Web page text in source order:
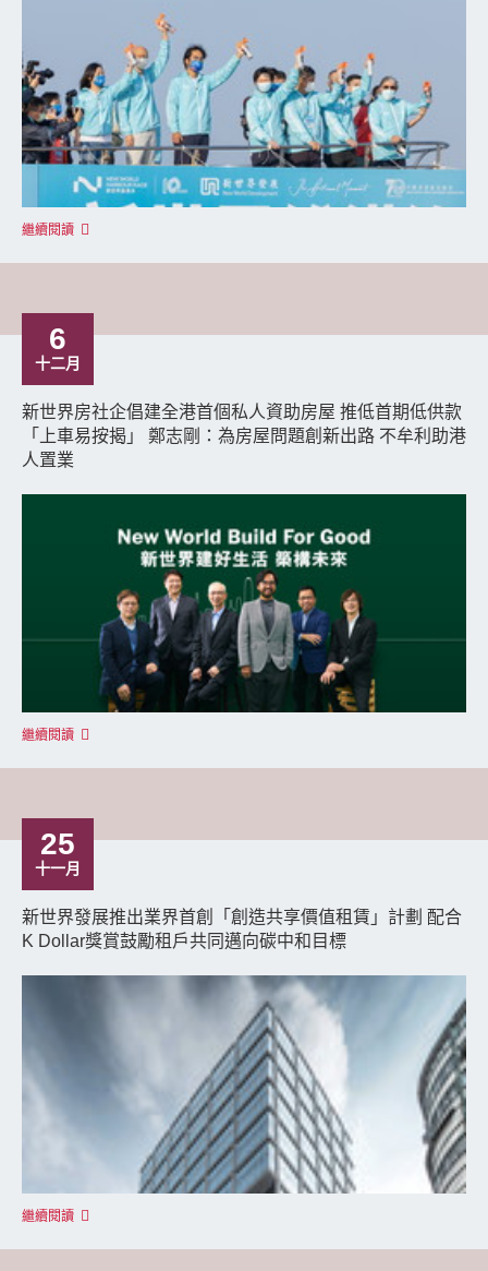
繼續閱讀
6
十二月
新世界房社企倡建全港首個私人資助房屋 推低首期低供款
「上車易按揭」 鄭志剛：為房屋問題創新出路 不牟利助港
人置業
繼續閱讀
25
十一月
新世界發展推出業界首創「創造共享價值租賃」計劃 配合
K Dollar獎賞鼓勵租戶共同邁向碳中和目標
繼續閱讀